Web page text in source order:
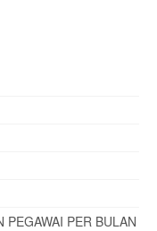
PEGAWAI PER BULAN